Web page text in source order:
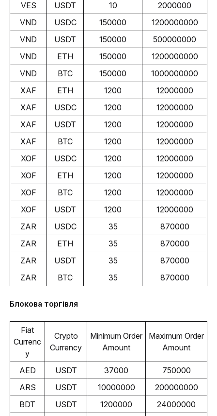
VES
USDT 10
2000000
VND
USDC 150000
1200000000
VND
USDT 150000
500000000
VND
ETH 150000
1200000000
VND
BTC 150000
1000000000
XAF
ETH 1200
12000000
XAF
USDC 1200
12000000
XAF
USDT 1200
12000000
XAF
BTC 1200
12000000
XOF
USDC 1200
12000000
XOF
ETH 1200
12000000
XOF
BTC 1200
12000000
XOF
USDT 1200
12000000
ZAR
USDC 35
870000
ZAR
ETH 35
870000
ZAR
USDT 35
870000
ZAR
BTC 35 870000
Блокова торгівля
Fiat
Currenc
y
Crypto
Currency
Minimum Order
Amount
Maximum Order
Amount
AED USDT 37000
750000
ARS
USDT 10000000
200000000
BDT
USDT 1200000
24000000